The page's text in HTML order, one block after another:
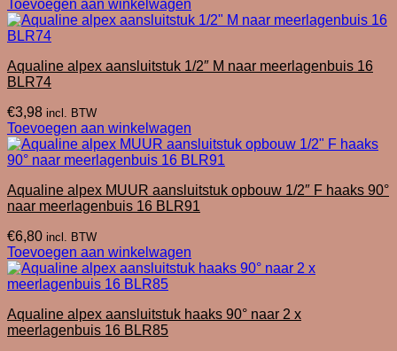
was:
is:
Toevoegen aan winkelwagen
Aqualine alpex aansluitstuk 1/2″ M naar meerlagenbuis 16
BLR74
€3,98 incl. BTW
Toevoegen aan winkelwagen
Aqualine alpex MUUR aansluitstuk opbouw 1/2″ F haaks 90°
naar meerlagenbuis 16 BLR91
€6,80 incl. BTW
Toevoegen aan winkelwagen
Aqualine alpex aansluitstuk haaks 90° naar 2 x
meerlagenbuis 16 BLR85